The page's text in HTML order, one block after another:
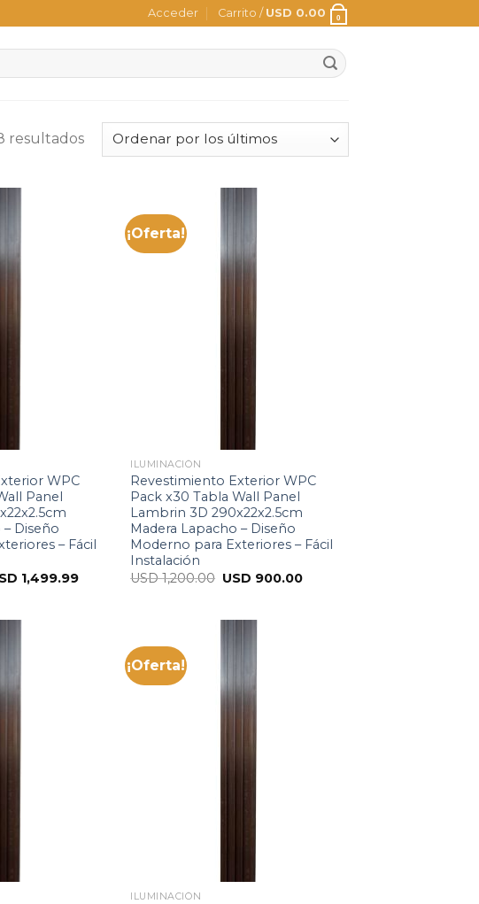
Acceder Carrito / USD 0.00 0
resultados
WPC
Panel
Diseño
– Fácil
1,499.99
¡Oferta!
ILUMINACIÓN
Revestimiento Exterior WPC
Pack x30 Tabla Wall Panel
Lambrin 3D 290x22x2.5cm
Madera Lapacho – Diseño
Moderno para Exteriores – Fácil
Instalación
USD1,200.00 USD 900.00
¡Oferta!
ILUMINACIÓN